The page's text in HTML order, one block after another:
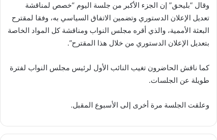
وقال “بليحق” إن الجزء الأكبر من جلسة اليوم “خصص لمناقشة
تعديل الإعلان الدستوري وتضمين الاتفاق السياسي به، وفقا لمقترح
البعثة الأممية، والذي أقره مجلس النواب ومناقشة كل المواد الخاصة
بتعديل الإعلان الدستوري من خلال هذا المقترح”.
كما ناقش الحاضرون تغيب النائب الأول لرئيس مجلس النواب لفترة
طويلة عن الجلسات.
وعلقت الجلسة مرة أخرى إلى الأسبوع المقبل.